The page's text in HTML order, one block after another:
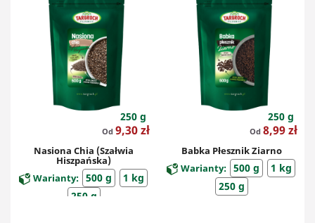
250 g
Od Cena
9,30 zł
Nasiona Chia (szałwia
Hiszpańska)
Warianty: 500 g
1 kg
250 g
250 g
Od Cena
8,99 zł
Babka Płesznik Ziarno
Warianty: 500 g
1 kg
250 g